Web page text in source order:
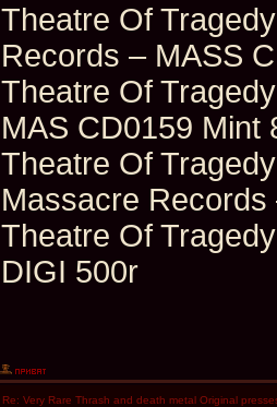
Theatre Of
Records ‎– MASS
Theatre Of
MAS CD0159 Mint
Theatre Of
Massacre
Theatre Of
DIGI 500r
Re: Very Rare Thrash and death metal Original